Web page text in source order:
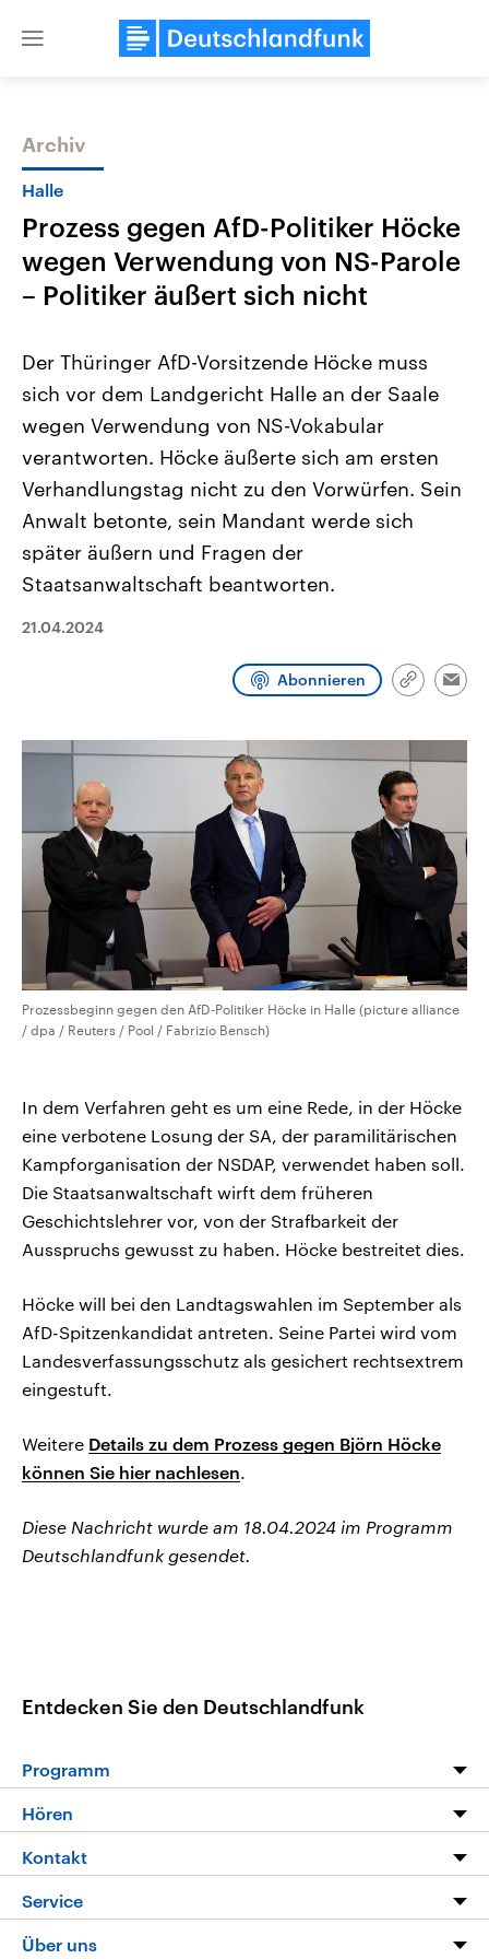
Close
Themen
2026
Alle Informationen
Sachsen-Anhalt wählt am 6.
September 2026 einen neuen
Landtag. Seit 2021 wird das
Bundesland von einer Koalition aus
CDU, SPD und FDP regiert.-
Umfragen, Prognosen,
und Hintergründe zu den Parteien
und Kandidaten der anstehenden
Wahl.
Aktuelle Beiträge,
Hintergründe
Wirtschaftlich und
gehören die Vereinigten
den mächtigsten Ländern
mit großem Einfluss auf
Sendungen Programm Podcasts
Archiv
Halle
Prozess gegen AfD-Politiker Höcke
wegen Verwendung von NS-Parole
– Politiker äußert sich nicht
Der Thüringer AfD-Vorsitzende Höcke muss
sich vor dem Landgericht Halle an der Saale
wegen Verwendung von NS-Vokabular
verantworten. Höcke äußerte sich am ersten
Verhandlungstag nicht zu den Vorwürfen. Sein
Anwalt betonte, sein Mandant werde sich
später äußern und Fragen der
Staatsanwaltschaft beantworten.
21.04.2024
Abonnieren
Link
Prozessbeginn gegen den AfD-Politiker Höcke in Halle (picture alliance
/ dpa / Reuters / Pool / Fabrizio Bensch)
In dem Verfahren geht es um eine Rede, in der Höcke
eine verbotene Losung der SA, der paramilitärischen
Kampforganisation der NSDAP, verwendet haben soll.
Die Staatsanwaltschaft wirft dem früheren
Geschichtslehrer vor, von der Strafbarkeit der
Ausspruchs gewusst zu haben. Höcke bestreitet dies.
Höcke will bei den Landtagswahlen im September als
AfD-Spitzenkandidat antreten. Seine Partei wird vom
Landesverfassungsschutz als gesichert rechtsextrem
eingestuft.
Weitere Details zu dem Prozess gegen Björn Höcke
können Sie hier nachlesen.
Diese Nachricht wurde am 18.04.2024 im Programm
Deutschlandfunk gesendet.
Entdecken Sie den Deutschlandfunk
Programm
Programm
Die Nachrichten
Nachrichtenleicht
Neue Beiträge auf dlf.de
Hören
Livestream
Podcasts
Kontakt
Hörerservice
Service
FAQ
Über uns